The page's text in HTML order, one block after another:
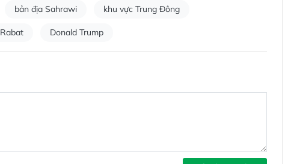
bản địa Sahrawi khu vực Trung Đông
Rabat Donald Trump